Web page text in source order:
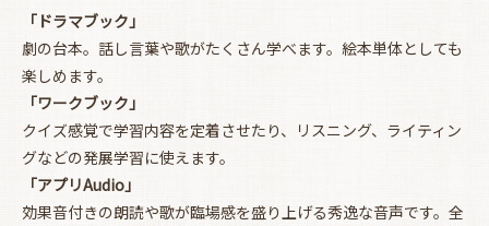
「ドラマブック」
劇の台本。話し言葉や歌がたくさん学べます。絵本単体としても
楽しめます。
「ワークブック」
クイズ感覚で学習内容を定着させたり、リスニング、ライティン
グなどの発展学習に使えます。
「アプリAudio」
効果音付きの朗読や歌が臨場感を盛り上げる秀逸な音声です。全